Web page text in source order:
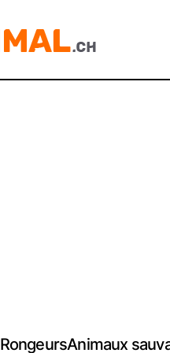
RongeursAnimaux